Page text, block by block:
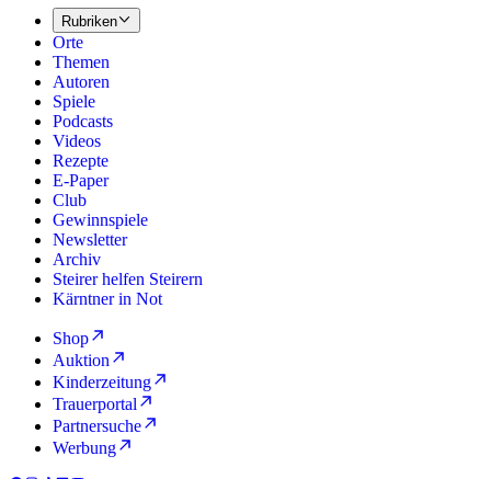
Rubriken
Orte
Themen
Autoren
Spiele
Podcasts
Videos
Rezepte
E-Paper
Club
Gewinnspiele
Newsletter
Archiv
Steirer helfen Steirern
Kärntner in Not
Shop
Auktion
Kinderzeitung
Trauerportal
Partnersuche
Werbung